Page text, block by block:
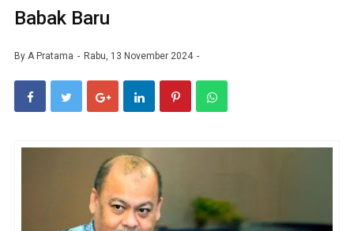
Babak Baru
By A Pratama Rabu, 13 November 2024